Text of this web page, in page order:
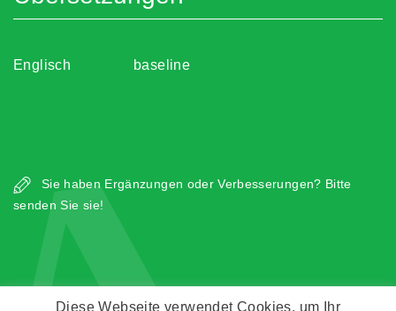
Englisch baseline
Sie haben Ergänzungen oder Verbesserungen? Bitte
senden Sie sie!
Diese Webseite verwendet Cookies, um Ihr